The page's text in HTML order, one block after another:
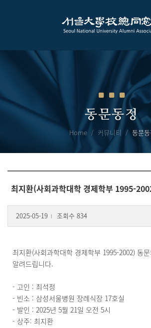
동문동정
Home 커뮤니티 동문
최지환(사회과학대학 경제학부 1995-
2025-05-19 l 조회수 834
최지환(사회과학대학 경제학부 1995-2002) 동
알려드립니다.
- 고인 : 최석정
- 빈소 : 삼성서울병원 장례식장 17호실
- 발인 : 2025년 5월 21일 오전 5시
- 상주: 최지환